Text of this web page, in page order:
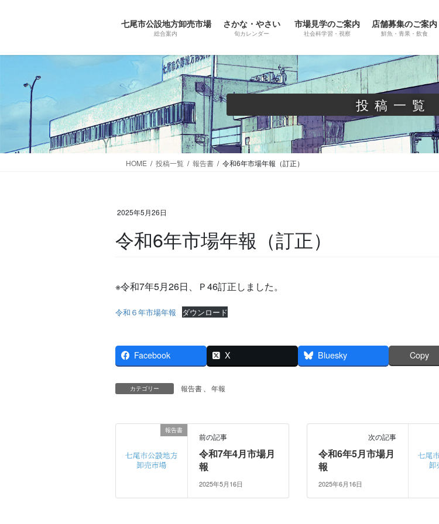
七尾市公設地方卸売市場
総合案内
さかな・やさい
旬カレンダー
市場見学のご案内
社会科学習・視察
店舗募集のご案内
鮮魚・青果・飲食
投稿一覧
HOME 投稿一覧 報告書 令和6年市場年報（訂正）
2025年5月26日
令和6年市場年報（訂正）
※令和7年5月26日、Ｐ46訂正しました。
令和６年市場年報 ダウンロード
Facebook X Bluesky Copy
カテゴリー 報告書 年報
報告書
前の記事
令和7年4月市場月
報
2025年5月16日
次の記事
令和6年5月市場月
報
2025年6月16日